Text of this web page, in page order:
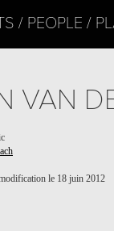
PEOPLE
VAN
le 18 juin 2012